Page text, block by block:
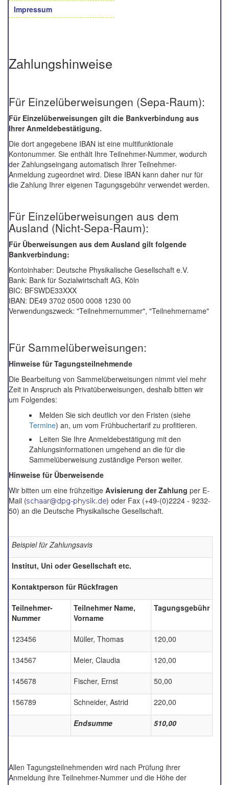
Impressum
Zahlungshinweise
Für Einzelüberweisungen (Sepa-Raum):
Für Einzelüberweisungen gilt die Bankverbindung aus
Ihrer Anmeldebestätigung.
Die dort angegebene IBAN ist eine multifunktionale
Kontonummer. Sie enthält Ihre Teilnehmer-Nummer, wodurch
der Zahlungseingang automatisch Ihrer Teilnehmer-
Anmeldung zugeordnet wird. Diese IBAN kann daher nur für
die Zahlung Ihrer eigenen Tagungsgebühr verwendet werden.
Für Einzelüberweisungen aus dem
Ausland (Nicht-Sepa-Raum):
Für Überweisungen aus dem Ausland gilt folgende
Bankverbindung:
Kontoinhaber: Deutsche Physikalische Gesellschaft e.V.
Bank: Bank für Sozialwirtschaft AG, Köln
BIC: BFSWDE33XXX
IBAN: DE49 3702 0500 0008 1230 00
Verwendungszweck: "Teilnehmernummer", "Teilnehmername"
Für Sammelüberweisungen:
Hinweise für Tagungsteilnehmende
Die Bearbeitung von Sammelüberweisungen nimmt viel mehr
Zeit in Anspruch als Privatüberweisungen, deshalb bitten wir
um Folgendes:
Melden Sie sich deutlich vor den Fristen (siehe
Termine) an, um vom Frühbuchertarif zu profitieren.
Leiten Sie Ihre Anmeldebestätigung mit den
Zahlungsinformationen umgehend an die für die
Sammelüberweisung zuständige Person weiter.
Hinweise für Überweisende
Wir bitten um eine frühzeitige Avisierung der Zahlung per E-
Mail (
) oder Fax (+49-(0)2224 - 9232-
50) an die Deutsche Physikalische Gesellschaft.
Beispiel für Zahlungsavis
Institut, Uni oder Gesellschaft etc.
Kontaktperson für Rückfragen
Teilnehmer-
Nummer
Teilnehmer Name,
Vorname
Tagungsgebühr
123456 Müller, Thomas 120,00
134567 Meier, Claudia 120,00
145678 Fischer, Ernst 50,00
156789 Schneider, Astrid 220,00
Endsumme 510,00
Allen Tagungsteilnehmenden wird nach Prüfung ihrer
Anmeldung ihre Teilnehmer-Nummer und die Höhe der